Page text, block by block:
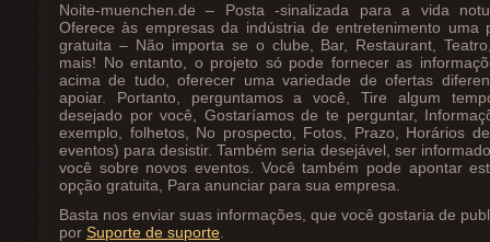
Noite-muenchen.de – Posta -sinalizada para a vida
Oferece às empresas da indústria de entretenimento uma
gratuita – Não importa se o clube, Bar, Restaurant,
mais! No entanto, o projeto só pode fornecer as
acima de tudo, oferecer uma variedade de ofertas
apoiar. Portanto, perguntamos a você, Tire algum
desejado por você, Gostaríamos de te perguntar,
exemplo, folhetos, No prospecto, Fotos, Prazo, Horários
eventos) para desistir. Também seria desejável, ser
você sobre novos eventos. Você também pode apontar
opção gratuita, Para anunciar para sua empresa.
Basta nos enviar suas informações, que você gostaria de
por Suporte de suporte